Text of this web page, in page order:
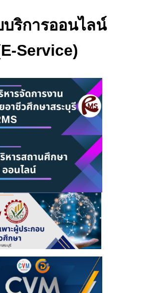
บริการออนไลน์
Service)